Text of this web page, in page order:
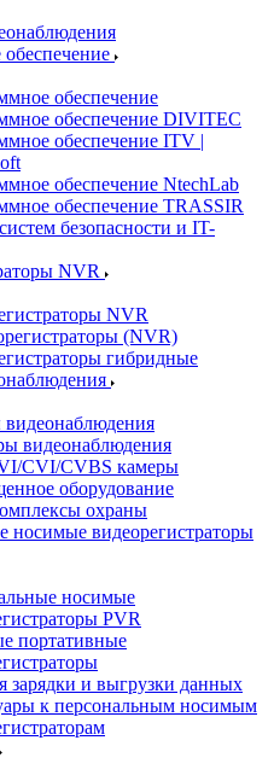
обеспечение
обеспечение DIVITEC
обеспечение ITV |
обеспечение NtechLab
обеспечение TRASSIR
безопасности и IT-
NVR
NVR
(NVR)
гибридные
видеонаблюдения
CVI/CVBS камеры
оборудование
охраны
носимые видеорегистраторы
носимые
PVR
портативные
зарядки и выгрузки данных
к персональным носимым